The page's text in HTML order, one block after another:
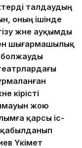
талдаудың
оның ішінде
және ауқымды
шығармашылық
болжауды
кірісті
жою
қарсы іс-
Үкімет